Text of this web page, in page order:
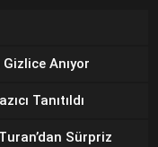
Anıyor
Tanıtıldı
Sürpriz